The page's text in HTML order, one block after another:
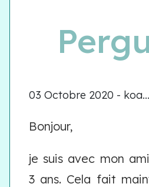
03 Octobre 2020 - koa...
Bonjour,
je suis avec mon
3 ans. Cela fait